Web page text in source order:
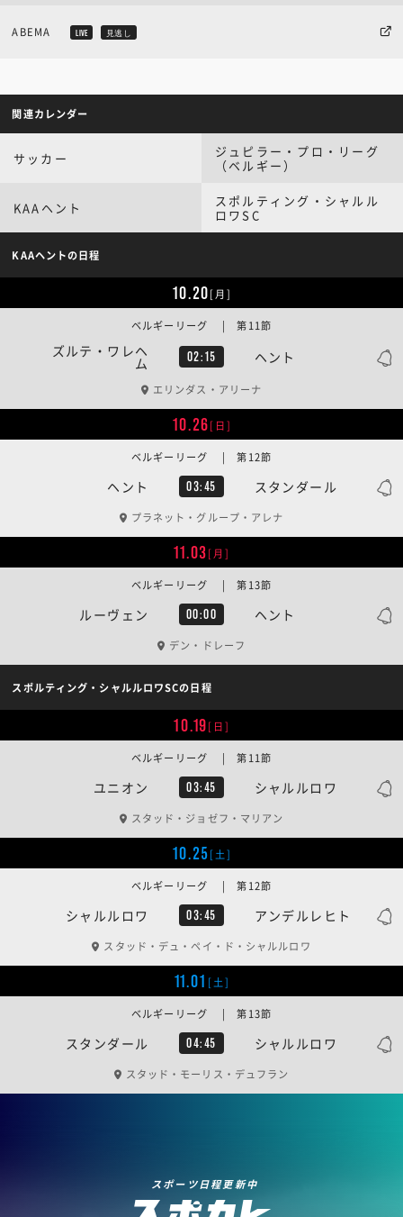
ABEMA LIVE 見逃し
関連カレンダー
サッカー
ジュピラー・プロ・リーグ
（ベルギー）
KAAヘント
スポルティング・シャルル
ロワSC
KAAヘントの日程
10.20[月]
ズルテ・ワレヘ
ム 02:15 ヘント
ベルギーリーグ | 第11節
エリンダス・アリーナ
10.26[日]
ヘント 03:45 スタンダール
ベルギーリーグ | 第12節
プラネット・グループ・アレナ
11.03[月]
ルーヴェン 00:00 ヘント
ベルギーリーグ | 第13節
デン・ドレーフ
スポルティング・シャルルロワSCの日程
10.19[日]
ユニオン 03:45 シャルルロワ
ベルギーリーグ | 第11節
スタッド・ジョゼフ・マリアン
10.25[土]
シャルルロワ 03:45 アンデルレヒト
ベルギーリーグ | 第12節
スタッド・デュ・ペイ・ド・シャルルロワ
11.01 [土]
スタンダール 04:45 シャルルロワ
ベルギーリーグ | 第13節
スタッド・モーリス・デュフラン
スポーツ日程更新中